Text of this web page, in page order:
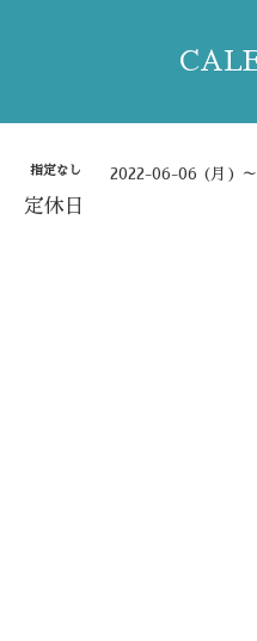
指定なし 2022-06-06 (月)
定休日